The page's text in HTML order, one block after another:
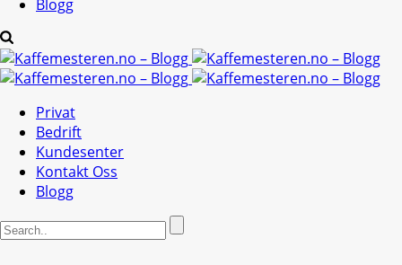
Blogg
Privat
Bedrift
Kundesenter
Kontakt Oss
Blogg